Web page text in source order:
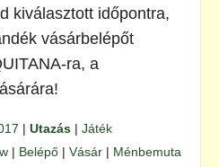
kiválasztott időpontra,
vásárbelépőt
ra, a
| Utazás| Játék
| Belépő | Vásár | Ménbemuta